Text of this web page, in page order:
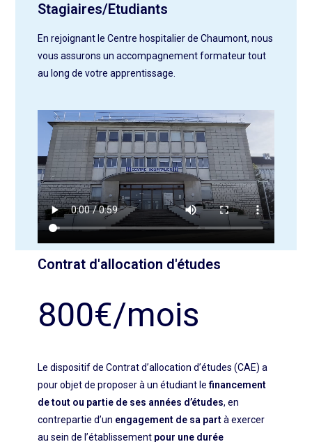
Stagiaires/Etudiants
En rejoignant le Centre hospitalier de Chaumont, nous
vous assurons un accompagnement formateur tout
au long de votre apprentissage.
Contrat d'allocation d'études
800€/mois
Le dispositif de Contrat d’allocation d’études (CAE) a
pour objet de proposer à un étudiant lefinancement
de tout ou partie de ses années d’études, en
contrepartie d’un engagement de sa partà exercer
au sein de l’établissement pour une durée